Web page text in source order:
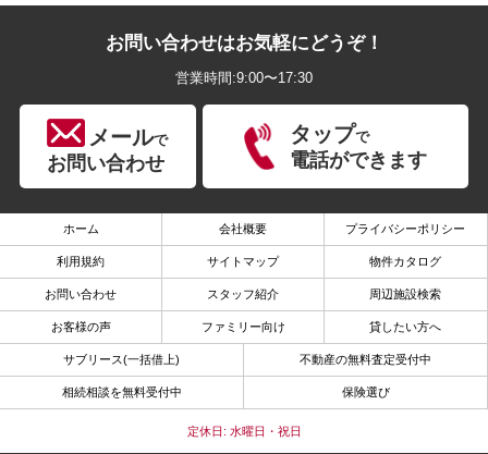
お問い合わせはお気軽にどうぞ！
営業時間:9:00〜17:30
メールで
お問い合わせ
タップで
電話ができます
ホーム 会社概要 プライバシーポリシー
利用規約 サイトマップ 物件カタログ
お問い合わせ スタッフ紹介 周辺施設検索
お客様の声 ファミリー向け 貸したい方へ
サブリース(一括借上) 不動産の無料査定受付中
相続相談を無料受付中 保険選び
定休日: 水曜日・祝日